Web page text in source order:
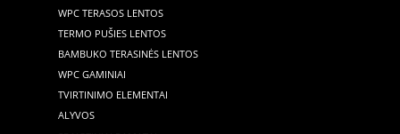
WPC TERASOS LENTOS
TERMO PUŠIES LENTOS
BAMBUKO TERASINĖS LENTOS
WPC GAMINIAI
TVIRTINIMO ELEMENTAI
ALYVOS